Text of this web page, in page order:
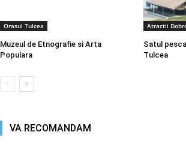
Orasul Tulcea
Muzeul de Etnografie si Arta
Populara
Atractii
Satul
Tulcea
VA RECOMANDAM